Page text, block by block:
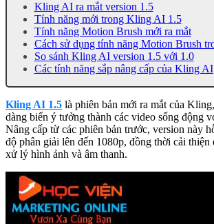
Kling AI ra mắt version 1.5
Tính năng mới trong Kling AI 1.5
Tính năng Motion Brush mới ra mắt
Cách sử dụng tính năng Motion Brush
So sánh Kling AI version 1.5 với 1.0
Các tính năng sắp nâng cấp của Kling AI
Kling AI 1.5 là phiên bản mới ra mắt của
dàng biến ý tưởng thành các video sống động
Nâng cấp từ các phiên bản trước, version này
độ phân giải lên đến 1080p, đồng thời cải thiện
xử lý hình ảnh và âm thanh.